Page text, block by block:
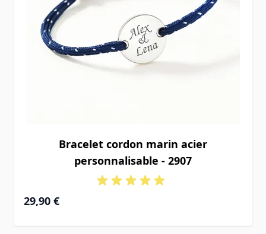
Bracelet cordon marin acier
personnalisable - 2907
29,90 €